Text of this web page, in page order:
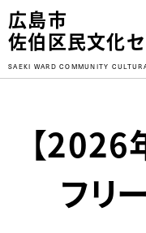
広島市
佐伯区民文化
SAEKI WARD COMMUNITY
【2026
フリ